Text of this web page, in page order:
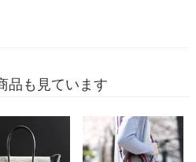
品も見ています